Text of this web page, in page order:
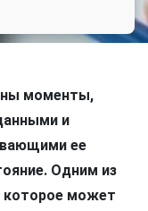
моменты,
и
ее
Одним из
которое может